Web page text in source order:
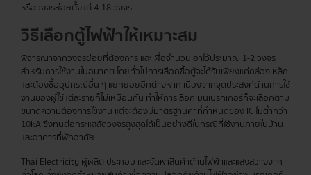
หรือวงจรย่อยตั้งแต่ 4-18 วงจร
วิธีเลือกตู้ไฟฟ้าให้เหมาะสม
พิจารณาจากวงจรย่อยที่ต้องการ และเผื่อจำนวนเอาไว้ประมาณ 1-2 วงจร
สำหรับการใช้งานในอนาคต โดยทั่วไปการเลือกซื้อตู้จะได้รับเพียงแค่กล่องเหล็ก
และต้องซื้ออุปกรณ์อื่น ๆ แยกย่อยอีกต่างหาก เนื่องจากจุดประสงค์ด้านการใช้
งานของผู้ใช้แต่ละรายก็ไม่เหมือนกัน ทำให้การเลือกเมนเบรกเกอร์ก็จะเลือกตาม
ขนาดความต้องการใช้งาน แต่จะต้องมีมาตรฐานค่าที่กำหนดของ IC ไม่ต่ำกว่า
10kA ซึ่งทนต่อกระแสลัดวงจรสูงสุดได้เป็นอย่างดีในกรณีที่ใช้งานภายในบ้าน
และอาคารที่พักอาศัย
Thai Electricity ผู้ผลิต ประกอบ และจัดหาสินค้าด้านไฟฟ้าและแสงสว่างจาก